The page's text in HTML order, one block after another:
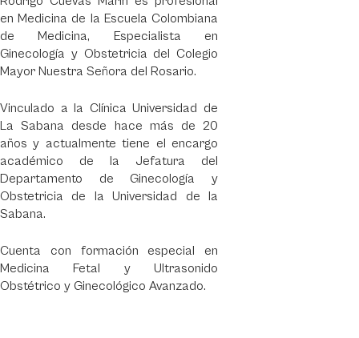
en Medicina de la Escuela Colombiana
de Medicina, Especialista en
Ginecología y Obstetricia del Colegio
Mayor Nuestra Señora del Rosario.
Vinculado a la Clínica Universidad de
La Sabana desde hace más de 20
años y actualmente tiene el encargo
académico de la Jefatura del
Departamento de Ginecología y
Obstetricia de la Universidad de la
Sabana.
Cuenta con formación especial en
Medicina Fetal y Ultrasonido
Obstétrico y Ginecológico Avanzado.